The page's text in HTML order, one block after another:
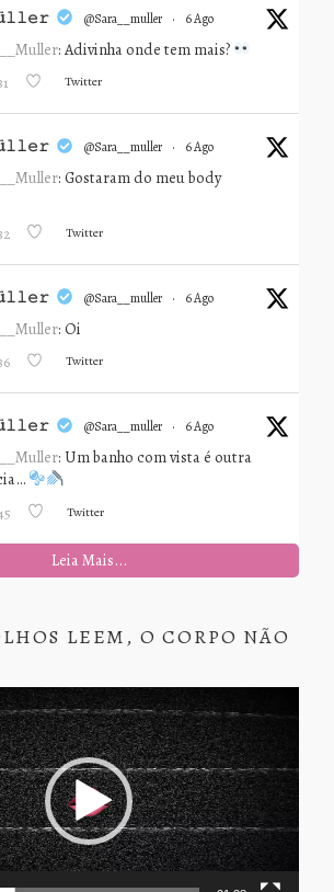
@sara__muller · 6 Ago
: Adivinha onde tem mais?
Twitter
@sara__muller · 6 Ago
: Gostaram do meu body
Twitter
@sara__muller · 6 Ago
: Oi
Twitter
@sara__muller · 6 Ago
: Um banho com vista é outra
Twitter
Leia Mais...
LEEM, O CORPO NÃO